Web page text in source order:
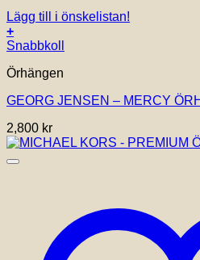
Lägg till i önskelistan!
+
Snabbkoll
Örhängen
GEORG JENSEN – MERCY
2,800 kr